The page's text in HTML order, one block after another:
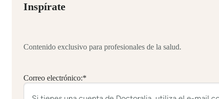
Inspírate
Contenido exclusivo para profesionales de la salud.
Correo electrónico:*